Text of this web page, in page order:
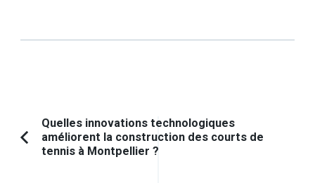
Navigation
d'article
Article
Quelles innovations technologiques
améliorent la construction des courts de
tennis à Montpellier ?